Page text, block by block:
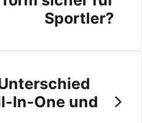
Sportler?
In-One und